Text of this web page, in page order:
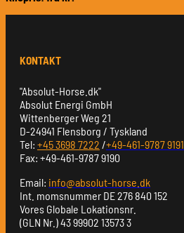
KONTAKT
"Absolut-Horse.dk"
Absolut Energi GmbH
Wittenberger Weg 21
D-24941 Flensborg / Tyskland
Tel: +45 3698 7222 /+49-461-9787 9191
Fax: +49-461-9787 9190
Email: info@absolut-horse.dk
Int. momsnummer DE 276 840 152
Vores Globale Lokationsnr.
(GLN Nr.) 43 99902 13573 3